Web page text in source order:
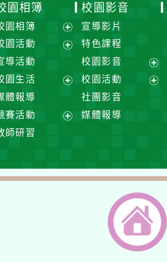
園相簿
園相簿
展
開
單
園活動
選
導活動
園生活
選
體報導
賽活動
單
師研習
校園影音
宣導影片
特色課程
校園影音
展
校園活動
社團影音
媒體報導